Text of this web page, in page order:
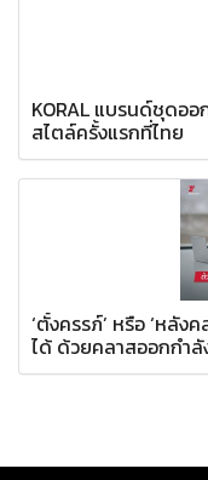
KORAL แบรนด์ชุดออ
สไตล์ครั้งแรกที่ไทย
‘ตั้งครรภ์’ หรือ ‘หลัง
ได้ ด้วยคลาสออกกำ